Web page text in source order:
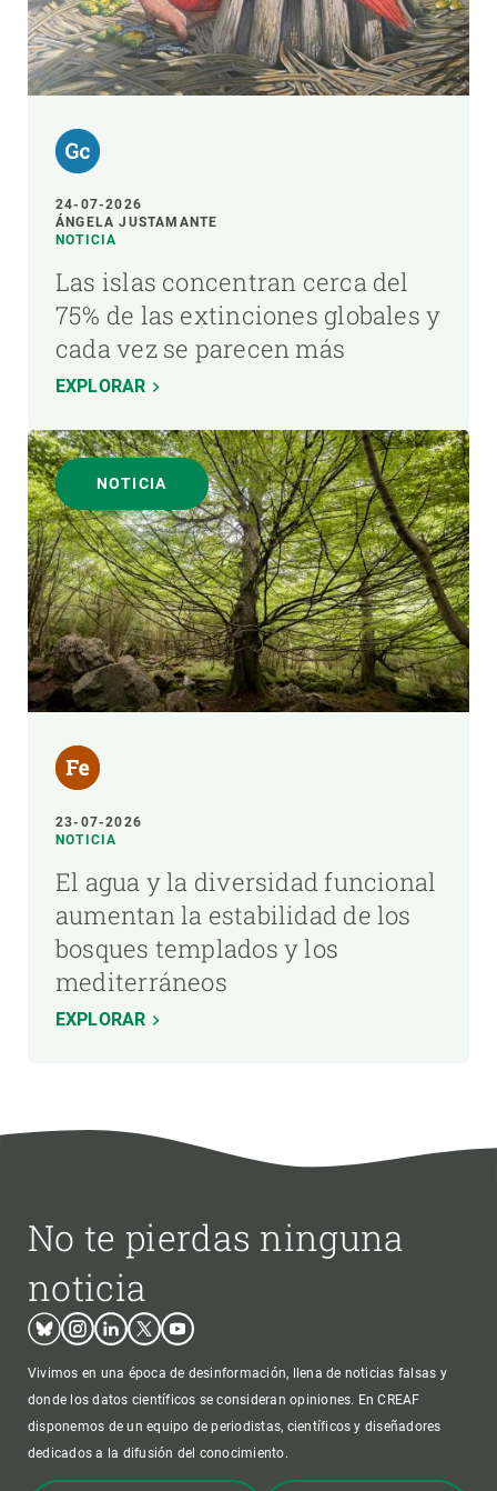
24-07-2026
ÁNGELA JUSTAMANTE
NOTICIA
Las islas concentran cerca del
75% de las extinciones globales y
cada vez se parecen más
EXPLORAR
NOTICIA
23-07-2026
NOTICIA
El agua y la diversidad funcional
aumentan la estabilidad de los
bosques templados y los
mediterráneos
EXPLORAR
No te pierdas ninguna
noticia
BlueskyInstagram
LinkedinTwitterYoutube
Vivimos en una época de desinformación, llena de noticias falsas y
donde los datos científicos se consideran opiniones. En CREAF
disponemos de un equipo de periodistas, científicos y diseñadores
dedicados a la difusión del conocimiento.